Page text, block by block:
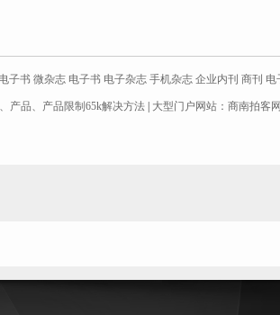
子书 微杂志 电子书 电子杂志 手机杂志 企业内刊 商刊 电
产品、产品限制65k解决方法 大型门户网站：商南拍客